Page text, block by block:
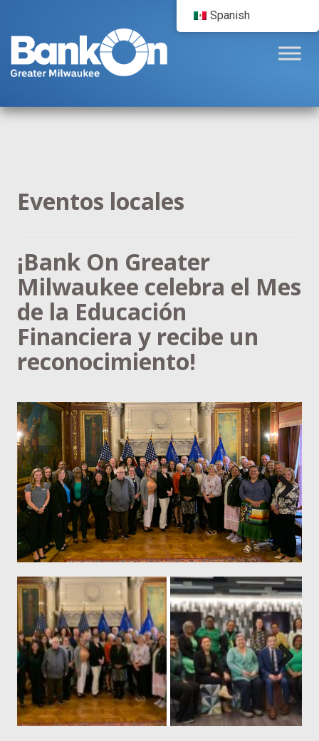
Eventos locales
¡Bank On Greater
Milwaukee celebra el Mes
de la Educación
Financiera y recibe un
reconocimiento!
Next
Next
Spanish